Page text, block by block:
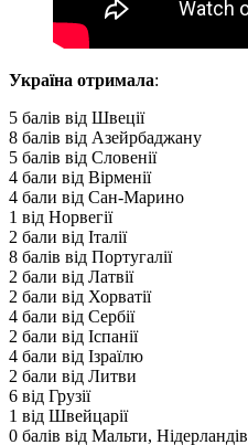
Україна отримала:
5 балів від Швеції
8 балів від Азейрбаджану
5 балів від Словенії
4 бали від Вірменії
4 бали від Сан-Марино
1 від Норвегії
2 бали від Італії
8 балів від Португалії
2 бали від Латвії
2 бали від Хорватії
4 бали від Сербії
2 бали від Іспанії
4 бали від Ізраїлю
2 бали від Литви
6 від Грузії
1 від Швейцарії
0 балів від Мальти,